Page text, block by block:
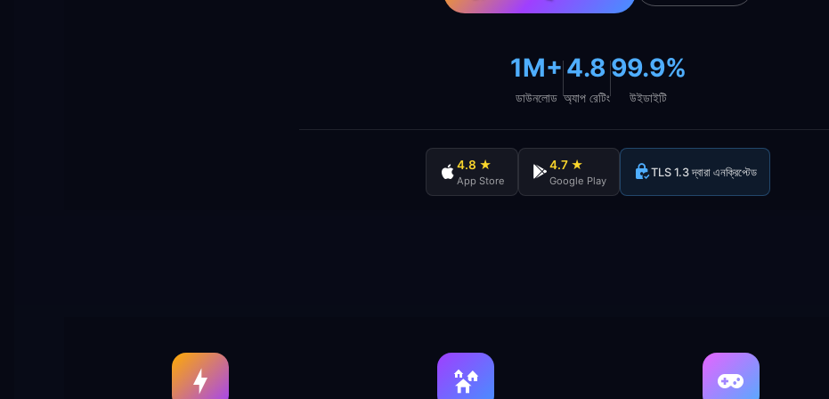
1M+
ডাউনলোড
4.8
অ্যাপ রেটিং
99.9%
উইডাইটি
4.8 ★
App Store
4.7 ★
Google Play
TLS 1.3 দ্বারা এনক্রিপ্টেড